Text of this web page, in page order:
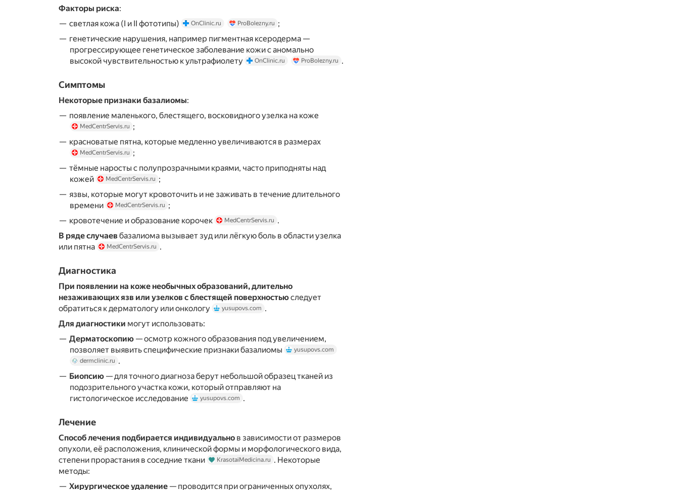
Факторы риска:
светлая кожа (I и II фототипы)
OnClinic.ru ProBolezny.ru ;
генетические нарушения, например пигментная ксеродерма —
прогрессирующее генетическое заболевание кожи с аномально
высокой чувствительностью к ультрафиолету
OnClinic.ru ProBolezny.ru .
Симптомы
Некоторые признаки базалиомы:
появление маленького, блестящего, восковидного узелка на коже
MedCentrServis.ru ;
красноватые пятна, которые медленно увеличиваются в размерах
MedCentrServis.ru ;
тёмные наросты с полупрозрачными краями, часто приподняты над
кожей
MedCentrServis.ru ;
язвы, которые могут кровоточить и не заживать в течение длительного
времени
MedCentrServis.ru ;
кровотечение и образование корочек
MedCentrServis.ru .
В ряде случаев базалиома вызывает зуд или лёгкую боль в области узелка
или пятна
MedCentrServis.ru .
Диагностика
При появлении на коже необычных образований, длительно
незаживающих язв или узелков с блестящей поверхностьюследует
обратиться к дерматологу или онкологу
yusupovs.com .
Для диагностики могут использовать:
Дерматоскопию — осмотр кожного образования под увеличением,
позволяет выявить специфические признаки базалиомы
yusupovs.com
dermclinic.ru .
Биопсию — для точного диагноза берут небольшой образец тканей из
подозрительного участка кожи, который отправляют на
гистологическое исследование
yusupovs.com .
Лечение
Способ лечения подбирается индивидуально в зависимости от размеров
опухоли, её расположения, клинической формы и морфологического вида,
степени прорастания в соседние ткани
KrasotaiMedicina.ru . Некоторые
методы:
Хирургическое удаление — проводится при ограниченных опухолях,